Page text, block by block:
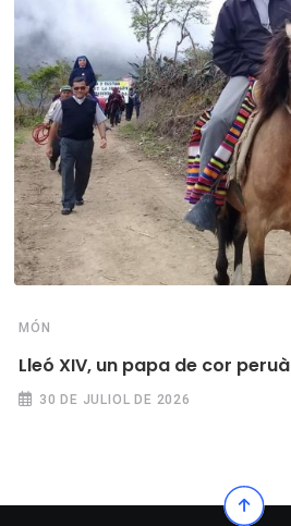
MÓN
Lleó XIV, un papa de cor peruà
30 DE JULIOL DE 2026